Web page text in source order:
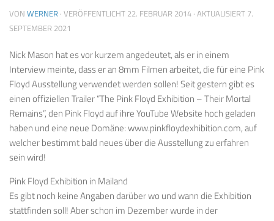
VON WERNER · VERÖFFENTLICHT 22. FEBRUAR 2014 · AKTUALISIERT 7.
SEPTEMBER 2021
Nick Mason hat es vor kurzem angedeutet, als er in einem
Interview meinte, dass er an 8mm Filmen arbeitet, die für eine Pink
Floyd Ausstellung verwendet werden sollen! Seit gestern gibt es
einen offiziellen Trailer “The Pink Floyd Exhibition – Their Mortal
Remains”, den Pink Floyd auf ihre YouTube Website hoch geladen
haben und eine neue Domäne: www.pinkfloydexhibit­ion.com, auf
welcher bestimmt bald neues über die Ausstellung zu erfahren
sein wird!
Pink Floyd Exhibition in Mailand
Es gibt noch keine Angaben darüber wo und wann die Exhibition
stattfinden soll! Aber schon im Dezember wurde in der